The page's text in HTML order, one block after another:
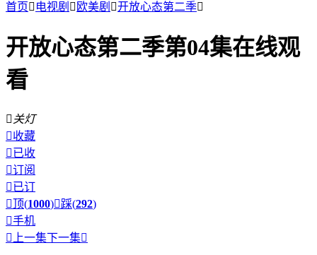
首页 电视剧  欧美剧 开放心态第二季
开放心态第二季第04集在线观
看
 关灯
收藏
已收
订阅
已订
顶(1000)踩(292)
手机
 上一集下一集